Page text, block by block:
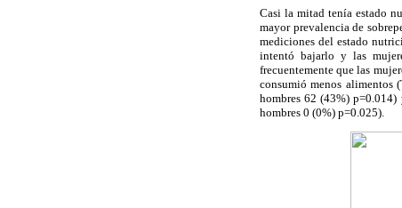
Casi la mitad tenía estado
mayor prevalencia de
mediciones del estado
intentó bajarlo y las
frecuentemente que las
consumió menos alimentos
hombres 62 (43%)
hombres 0 (0%) p=0.025).